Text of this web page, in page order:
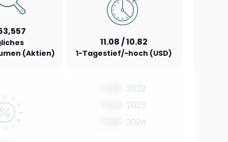
(Aktien)
11.08 / 10.82
1-Tagestief/-hoch (USD)
2022
2023
2024